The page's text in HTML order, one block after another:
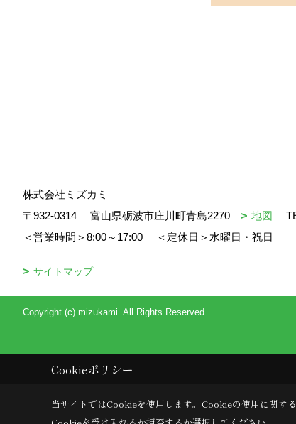
株式会社ミズカミ
〒932-0314
富山県砺波市庄川町青島2270 地図
＜営業時間＞8:00～17:00
＜定休日＞水曜日・祝日
サイトマップ
Copyright (c) mizukami. All Rights Reserved.
Cookieポリシー
当サイトではCookieを使用します。 Cookieの使用に関す